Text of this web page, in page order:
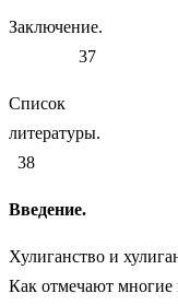
37
Список
38
Введение.
Хулиганство и
Как отмечают многие